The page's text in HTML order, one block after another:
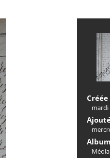
mardi